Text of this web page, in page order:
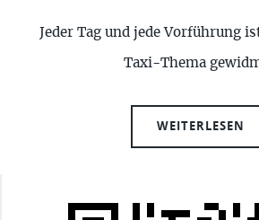
Jeder Tag und jede Vorführung
Taxi-Thema
WEITERLESEN